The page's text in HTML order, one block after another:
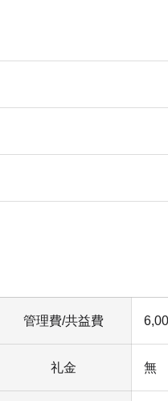
管理費/共益費
礼金 無